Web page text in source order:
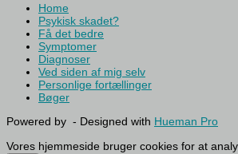
Home
Psykisk skadet?
Få det bedre
Symptomer
Diagnoser
Ved siden af mig selv
Personlige fortællinger
Bøger
Powered by - Designed with Hueman Pro
Vores hjemmeside bruger cookies for at